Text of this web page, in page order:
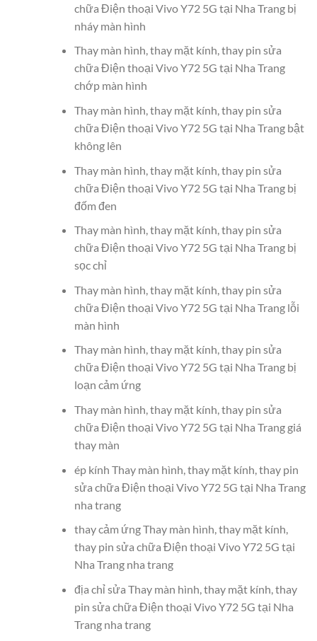
chữa Điện thoại Vivo Y72 5G tại Nha Trang bị
nháy màn hình
Thay màn hình, thay mặt kính, thay pin sửa
chữa Điện thoại Vivo Y72 5G tại Nha Trang
chớp màn hình
Thay màn hình, thay mặt kính, thay pin sửa
chữa Điện thoại Vivo Y72 5G tại Nha Trang bật
không lên
Thay màn hình, thay mặt kính, thay pin sửa
chữa Điện thoại Vivo Y72 5G tại Nha Trang bị
đốm đen
Thay màn hình, thay mặt kính, thay pin sửa
chữa Điện thoại Vivo Y72 5G tại Nha Trang bị
sọc chỉ
Thay màn hình, thay mặt kính, thay pin sửa
chữa Điện thoại Vivo Y72 5G tại Nha Trang lỗi
màn hình
Thay màn hình, thay mặt kính, thay pin sửa
chữa Điện thoại Vivo Y72 5G tại Nha Trang bị
loạn cảm ứng
Thay màn hình, thay mặt kính, thay pin sửa
chữa Điện thoại Vivo Y72 5G tại Nha Trang giá
thay màn
ép kính Thay màn hình, thay mặt kính, thay pin
sửa chữa Điện thoại Vivo Y72 5G tại Nha Trang
nha trang
thay cảm ứng Thay màn hình, thay mặt kính,
thay pin sửa chữa Điện thoại Vivo Y72 5G tại
Nha Trang nha trang
địa chỉ sửa Thay màn hình, thay mặt kính, thay
pin sửa chữa Điện thoại Vivo Y72 5G tại Nha
Trang nha trang